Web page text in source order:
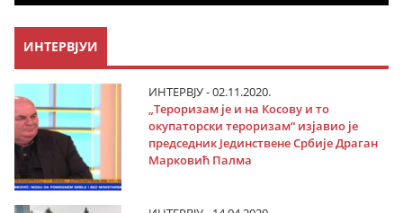
ИНТЕРВЈУИ
ИНТЕРВЈУ - 02.11.2020.
„Тероризам је и на Косову и то
окупаторски тероризам“ изјавио је
председник Јединствене Србије Драган
Марковић Палма